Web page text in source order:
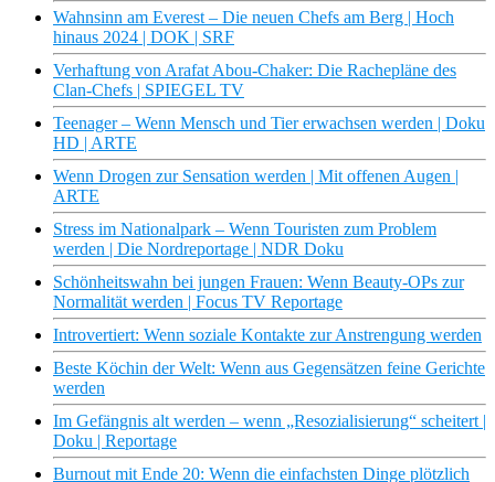
Wahnsinn am Everest – Die neuen Chefs am Berg | Hoch
hinaus 2024 | DOK | SRF
Verhaftung von Arafat Abou-Chaker: Die Rachepläne des
Clan-Chefs | SPIEGEL TV
Teenager – Wenn Mensch und Tier erwachsen werden | Doku
HD | ARTE
Wenn Drogen zur Sensation werden | Mit offenen Augen |
ARTE
Stress im Nationalpark – Wenn Touristen zum Problem
werden | Die Nordreportage | NDR Doku
Schönheitswahn bei jungen Frauen: Wenn Beauty-OPs zur
Normalität werden | Focus TV Reportage
Introvertiert: Wenn soziale Kontakte zur Anstrengung werden
Beste Köchin der Welt: Wenn aus Gegensätzen feine Gerichte
werden
Im Gefängnis alt werden – wenn „Resozialisierung“ scheitert |
Doku | Reportage
Burnout mit Ende 20: Wenn die einfachsten Dinge plötzlich